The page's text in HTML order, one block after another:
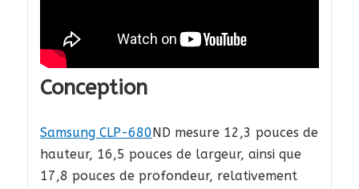
Conception
Samsung CLP-680ND mesure 12,3 pouces de
hauteur, 16,5 pouces de largeur, ainsi que
17,8 pouces de profondeur, relativement